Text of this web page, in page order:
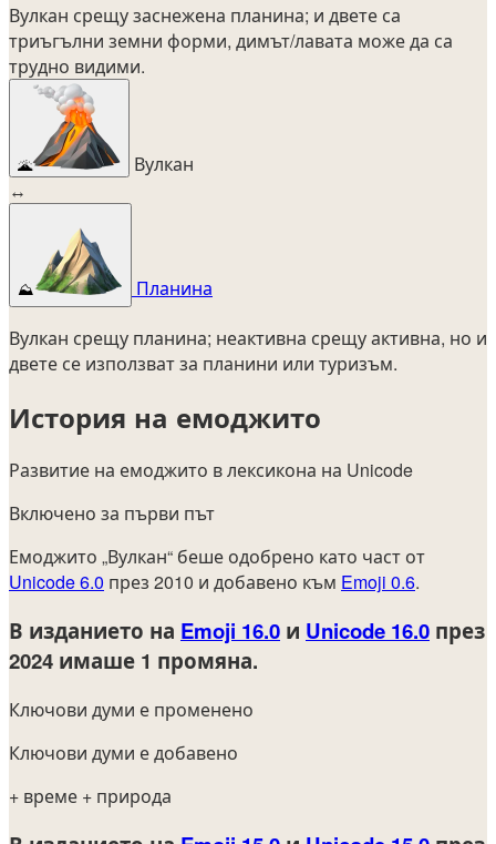
Вулкан срещу заснежена планина; и двете са
триъгълни земни форми, димът/лавата може да са
трудно видими.
🌋
Вулкан
↔
⛰️
Планина
Вулкан срещу планина; неактивна срещу активна, но и
двете се използват за планини или туризъм.
История на емоджито
Развитие на емоджито в лексикона на Unicode
Включено за първи път
Емоджито „Вулкан“ беше одобрено като част от
Unicode 6.0 през 2010 и добавено към Emoji 0.6.
В изданието на Emoji 16.0 и Unicode 16.0 през
2024 имаше 1 промяна.
Ключови думи е променено
Ключови думи е добавено
+ време + природа